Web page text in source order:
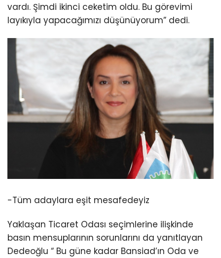
vardı. Şimdi ikinci ceketim oldu. Bu görevimi
layıkıyla yapacağımızı düşünüyorum” dedi.
-Tüm adaylara eşit mesafedeyiz
Yaklaşan Ticaret Odası seçimlerine ilişkinde
basın mensuplarının sorunlarını da yanıtlayan
Dedeoğlu “ Bu güne kadar Bansiad’ın Oda ve